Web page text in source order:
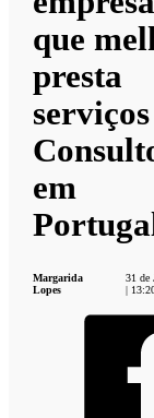
que
presta
em
Margarida
Lopes
31 de
|